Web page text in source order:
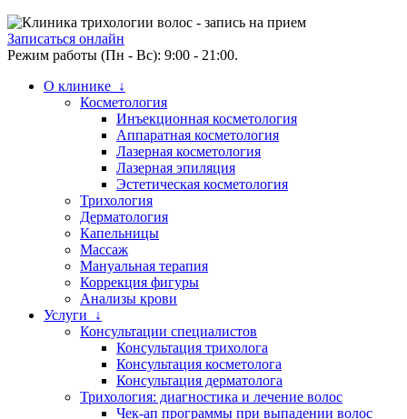
Записаться онлайн
Режим работы (Пн - Вс): 9:00 - 21:00.
О клинике ↓
Косметология
Инъекционная косметология
Аппаратная косметология
Лазерная косметология
Лазерная эпиляция
Эстетическая косметология
Трихология
Дерматология
Капельницы
Массаж
Мануальная терапия
Коррекция фигуры
Анализы крови
Услуги ↓
Консультации специалистов
Консультация трихолога
Консультация косметолога
Консультация дерматолога
Трихология: диагностика и лечение волос
Чек-ап программы при выпадении волос